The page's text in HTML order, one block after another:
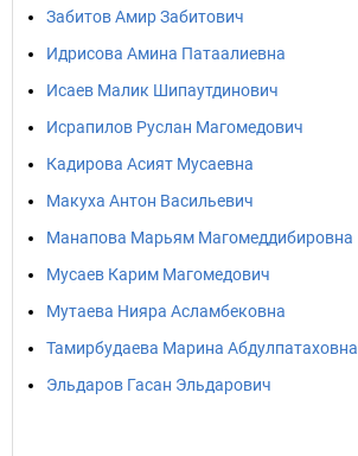
Забитов Амир Забитович
Идрисова Амина Патаалиевна
Исаев Малик Шипаутдинович
Исрапилов Руслан Магомедович
Кадирова Асият Мусаевна
Макуха Антон Васильевич
Манапова Марьям Магомеддибировна
Мусаев Карим Магомедович
Мутаева Нияра Асламбековна
Тамирбудаева Марина Абдулпатаховна
Эльдаров Гасан Эльдарович